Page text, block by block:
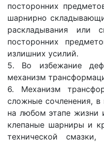
посторонних
шарнирно
раскладывания или
посторонних
излишних усилий.
5. Во избежание
механизм
6. Механизм
сложные сочленения,
на любом этапе жизни
клепаные шарниры и
технической смазки,